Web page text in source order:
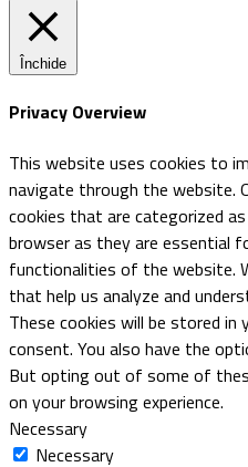
Închide
Privacy Overview
This website uses cookies to
navigate through the website.
cookies that are categorized
browser as they are essential
functionalities of the website.
that help us analyze and
These cookies will be stored
consent. You also have the
But opting out of some of
on your browsing experience.
Necessary
Necessary